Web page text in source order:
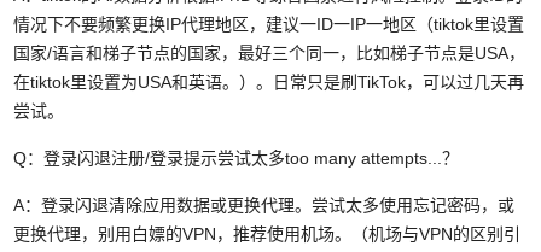
情况下不要频繁更换IP代理地区，建议一ID一IP一地区（tiktok里设置
国家/语言和梯子节点的国家，最好三个同一，比如梯子节点是USA，
在tiktok里设置为USA和英语。）。日常只是刷TikTok，可以过几天再
尝试。
Q：登录闪退注册/登录提示尝试太多too many attempts...？
A：登录闪退清除应用数据或更换代理。尝试太多使用忘记密码，或
更换代理，别用白嫖的VPN，推荐使用机场。（机场与VPN的区别引